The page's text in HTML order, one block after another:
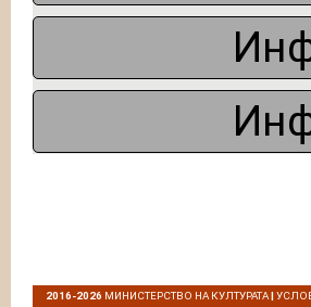
2016-2026 МИНИСТЕРСТВО НА КУЛТУРАТА|